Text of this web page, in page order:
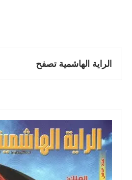
الراية الهاشمية تصفح